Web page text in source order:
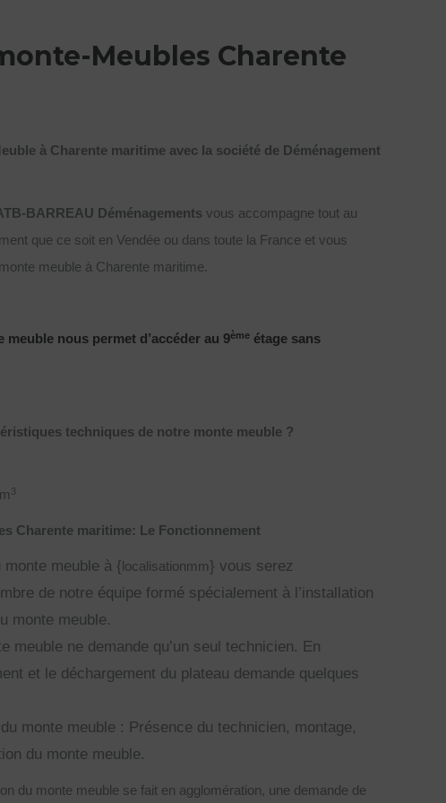
Meubles Charente
à Charente maritime avec la société de Déménagement
BARREAU Déménagements vous accompagne tout au
que ce soit en Vendée ou dans toute la France et vous
meuble à Charente maritime.
meuble nous permet d’accéder au 9ème étage sans
techniques de notre monte meuble ?
3
Charente maritime: Le Fonctionnement
meuble à { localisationmm} vous serez
de notre équipe formé spécialement à l’installation
monte meuble.
meuble ne demande qu’un seul technicien. En
et le déchargement du plateau demande quelques
monte meuble : Présence du technicien, montage,
du monte meuble.
du monte meuble se fait en agglomération, une demande de